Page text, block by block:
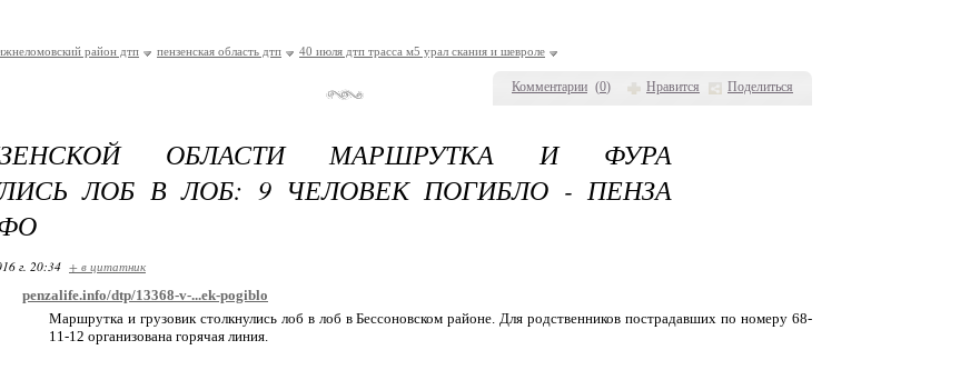
Комментарии (0) Нравится Поделиться
район дтп пензенская область дтп 40 июля дтп трасса м5 урал скания и шевроле
ОБЛАСТИ МАРШРУТКА И ФУРА
ЛОБ В ЛОБ: 9 ЧЕЛОВЕК ПОГИБЛО - ПЕНЗА
г. 20:34 + в цитатник
penzalife.info/dtp/13368-v-...ek-pogiblo
Маршрутка и грузовик столкнулись лоб в лоб в Бессоновском районе. Для родственников пострадавших по номеру 68-
11-12 организована горячая линия.